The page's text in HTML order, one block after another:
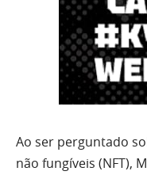
Ao ser perguntado
não fungíveis (NFT),